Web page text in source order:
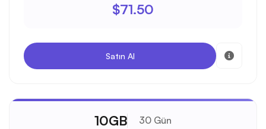
$71.50
Satın Al
10GB 30 Gün